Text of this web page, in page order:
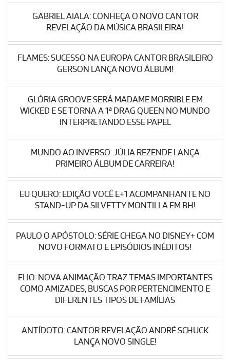
GABRIEL AIALA: CONHEÇA O NOVO CANTOR
REVELAÇÃO DA MÚSICA BRASILEIRA!
FLAMES: SUCESSO NA EUROPA CANTOR BRASILEIRO
GERSON LANÇA NOVO ÁLBUM!
GLÓRIA GROOVE SERÁ MADAME MORRIBLE EM
WICKED E SE TORNA A 1ª DRAG QUEEN NO MUNDO
INTERPRETANDO ESSE PAPEL
MUNDO AO INVERSO: JÚLIA REZENDE LANÇA
PRIMEIRO ÁLBUM DE CARREIRA!
EU QUERO: EDIÇÃO VOCÊ E+1 ACOMPANHANTE NO
STAND-UP DA SILVETTY MONTILLA EM BH!
PAULO O APÓSTOLO: SÉRIE CHEGA NO DISNEY+ COM
NOVO FORMATO E EPISÓDIOS INÉDITOS!
ELIO: NOVA ANIMAÇÃO TRAZ TEMAS IMPORTANTES
COMO AMIZADES, BUSCAS POR PERTENCIMENTO E
DIFERENTES TIPOS DE FAMÍLIAS
ANTÍDOTO: CANTOR REVELAÇÃO ANDRÉ SCHUCK
LANÇA NOVO SINGLE!